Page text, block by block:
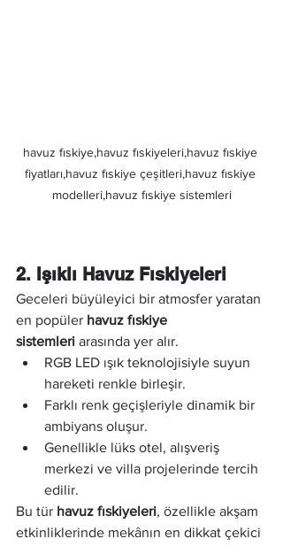
havuz fıskiye,havuz fıskiyeleri,havuz fıskiye
fiyatları,havuz fıskiye çeşitleri,havuz fıskiye
modelleri,havuz fıskiye sistemleri
2. Işıklı Havuz Fıskiyeleri
Geceleri büyüleyici bir atmosfer yaratan
en popüler havuz fıskiye
sistemleri arasında yer alır.
RGB LED ışık teknolojisiyle suyun
hareketi renkle birleşir.
Farklı renk geçişleriyle dinamik bir
ambiyans oluşur.
Genellikle lüks otel, alışveriş
merkezi ve villa projelerinde tercih
edilir.
Bu tür havuz fıskiyeleri, özellikle akşam
etkinliklerinde mekânın en dikkat çekici